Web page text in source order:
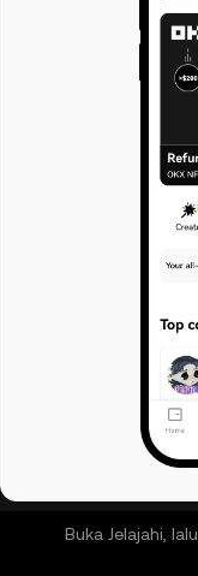
Buka Jelajahi,